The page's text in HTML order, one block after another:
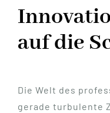
auf die
Die Welt des
gerade turbulente